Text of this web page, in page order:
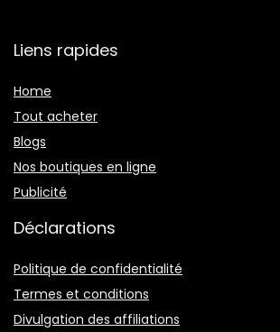
Liens rapides
Home
Tout acheter
Blogs
Nos boutiques en ligne
Publicité
Déclarations
Politique de confidentialité
Termes et conditions
Divulgation des affiliations